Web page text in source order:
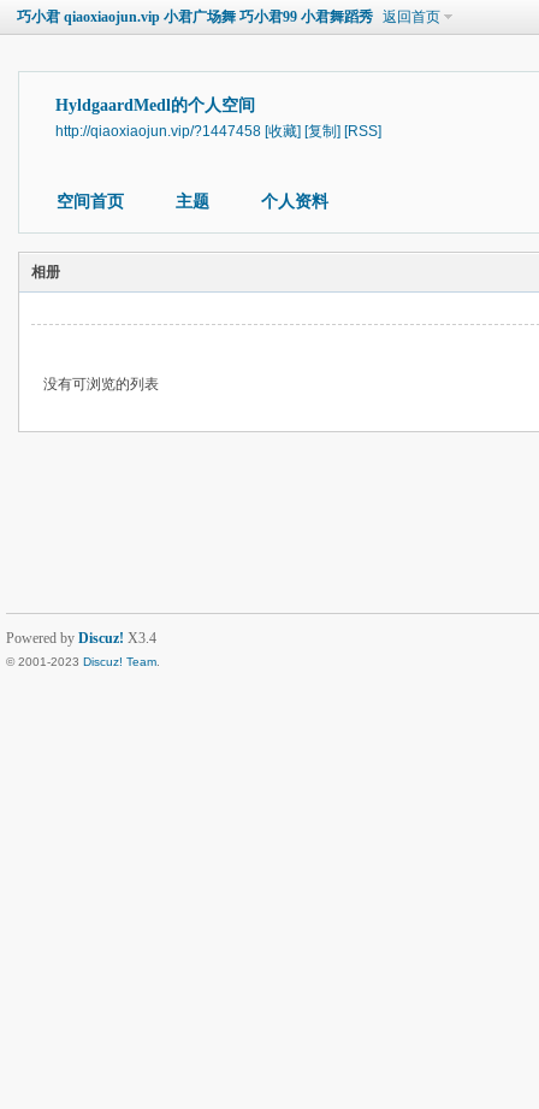
巧小君 qiaoxiaojun.vip 小君广场舞 巧小君99 小君舞蹈秀 返回首页
HyldgaardMedl的个人空间
http://qiaoxiaojun.vip/?1447458 [收藏] [复制] [RSS]
空间首页 主题 个人资料
相册
没有可浏览的列表
Powered by Discuz! X3.4
© 2001-2023 Discuz! Team